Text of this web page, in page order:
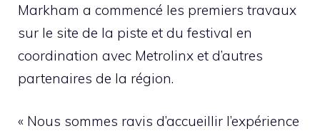
Markham a commencé les premiers travaux
sur le site de la piste et du festival en
coordination avec Metrolinx et d’autres
partenaires de la région.
« Nous sommes ravis d’accueillir l’expérience